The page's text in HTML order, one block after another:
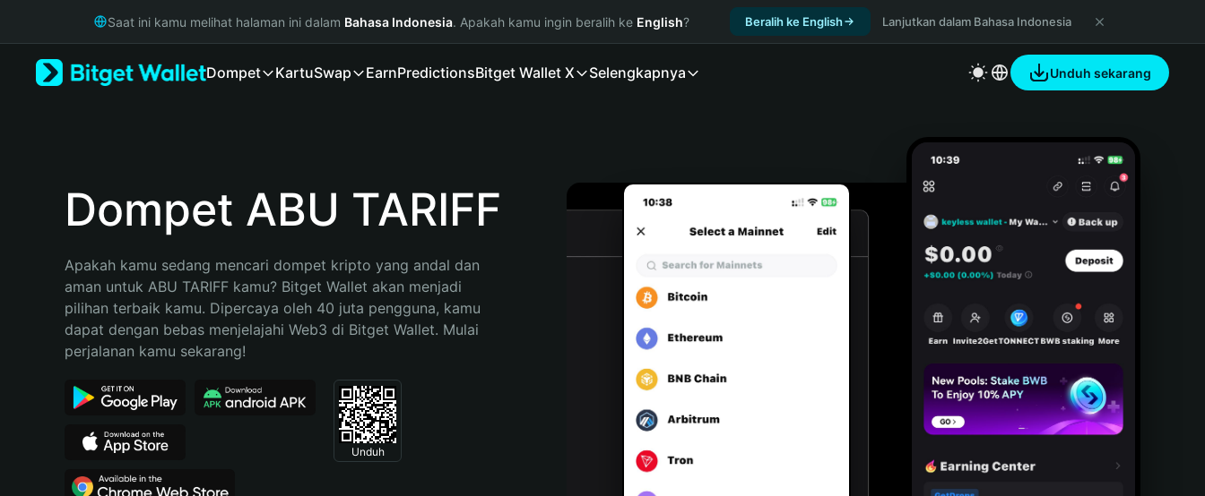
Русский
Bahasa Indonesia
Español (Argentina)
Saat ini kamu melihat halaman ini dalam Bahasa Indonesia. Apakah kamu ingin beralih ke English? Beralih ke English Lanjutkan dalam Bahasa Indonesia
Dompet KartuSwap EarnPredictionsBitget Wallet X Selengkapnya Unduh sekarang
Dompet ABU TARIFF
Apakah kamu sedang mencari dompet kripto yang andal dan
aman untuk ABU TARIFF kamu? Bitget Wallet akan menjadi
pilihan terbaik kamu. Dipercaya oleh 40 juta pengguna, kamu
dapat dengan bebas menjelajahi Web3 di Bitget Wallet. Mulai
perjalanan kamu sekarang!
Unduh